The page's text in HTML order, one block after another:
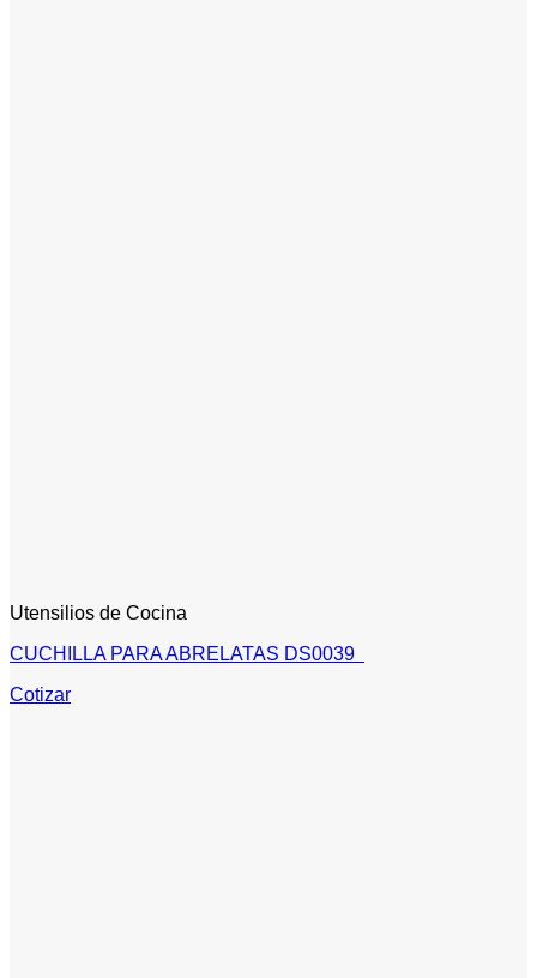
Utensilios de Cocina
CUCHILLA PARA ABRELATAS DS0039
Cotizar